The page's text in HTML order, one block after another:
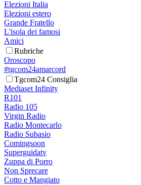
Elezioni Italia
Elezioni estero
Grande Fratello
L'isola dei famosi
Amici
Rubriche
Oroscopo
#tgcom24amarcord
Tgcom24 Consiglia
Mediaset Infinity
R101
Radio 105
Virgin Radio
Radio Montecarlo
Radio Subasio
Comingsoon
Superguidatv
Zuppa di Porro
Non Sprecare
Cotto e Mangiato